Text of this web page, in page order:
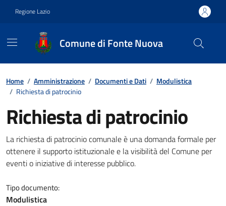
Regione Lazio
Comune di Fonte Nuova
Contenuti in evidenza
Home / Amministrazione / Documenti e Dati / Modulistica
/ Richiesta di patrocinio
Richiesta di patrocinio
Dettagli del documento
La richiesta di patrocinio comunale è una domanda formale per
ottenere il supporto istituzionale e la visibilità del Comune per
eventi o iniziative di interesse pubblico.
Tipo documento:
Modulistica